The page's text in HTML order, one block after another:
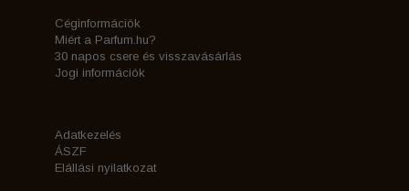
Céginformációk
Miért a Parfum.hu?
30 napos csere és visszavásárlás
Jogi információk
Adatkezelés
ÁSZF
Elállási nyilatkozat